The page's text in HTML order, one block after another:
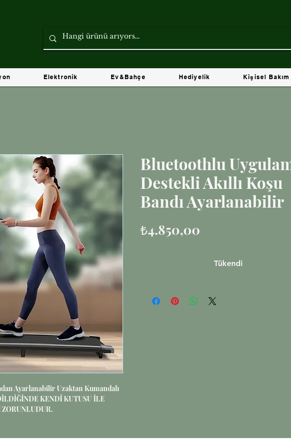
Elektronik Ev&Bahçe Hediyelik Kişisel Bakım
Ayarlanabilir Uzaktan Kumandalı
KENDİ KUTUSU İLE
uzaktan kumanda desteği ve mobil
Bluetoothlu
Destekli Akıllı Koşu
Bandı Ayarlanabilir
₺4.850,00
Tükendi